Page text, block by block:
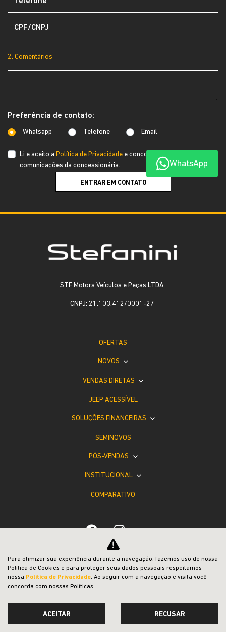
2. Comentários
Preferência de contato:
Whatsapp Telefone Email
Li e aceito a Política de Privacidade e concordo em receber
comunicações da concessionária.
ENTRAR EM CONTATO
WhatsApp
STF Motors Veículos e Peças LTDA
CNPJ: 21.103.412/0001-27
OFERTAS
NOVOS
VENDAS DIRETAS
JEEP ACESSÍVEL
SOLUÇÕES FINANCEIRAS
SEMINOVOS
PÓS-VENDAS
INSTITUCIONAL
COMPARATIVO
Desacelere. Seu bem maior é a vida.
Para otimizar sua experiência durante a navegação, fazemos uso de nossa
Política de Cookies e para proteger seus dados pessoais respeitamos
nossa Política de Privacidade. Ao seguir com a navegação e visita você
concorda com nossas Políticas.
ACEITAR RECUSAR